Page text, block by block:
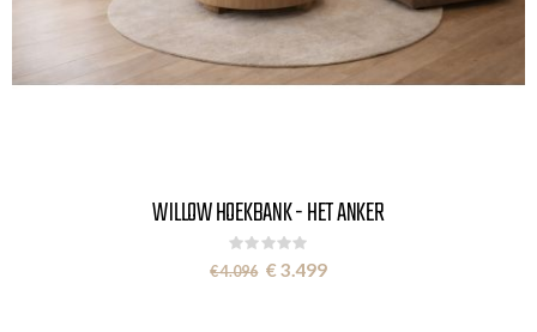
WILLOW HOEKBANK - HET ANKER
Rating:
0%
€ 4.096 Special
Price
€ 3.499